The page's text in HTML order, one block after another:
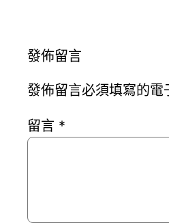
發佈留言
發佈留言必須填寫的電
留言 *